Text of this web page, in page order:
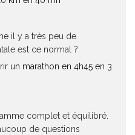
il y a très peu de
est ce normal ?
un marathon en 4h45 en 3
complet et équilibré.
de questions